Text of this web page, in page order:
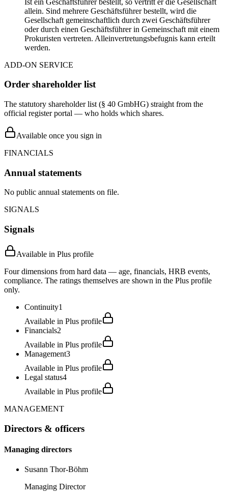
allein. Sind mehrere Geschäftsführer bestellt, wird die
Gesellschaft gemeinschaftlich durch zwei Geschäftsführer
oder durch einen Geschäftsführer in Gemeinschaft mit einem
Prokuristen vertreten. Alleinvertretungsbefugnis kann erteilt
werden.
ADD-ON SERVICE
Order shareholder list
The statutory shareholder list (§ 40 GmbHG) straight from the
official register portal — who holds which shares.
Available once you sign in
FINANCIALS
Annual statements
No public annual statements on file.
SIGNALS
Signals
Available in Plus profile
Four dimensions from hard data — age, financials, HRB events,
compliance. The ratings themselves are shown in the Plus profile
only.
Continuity1
Available in Plus profile
Financials2
Available in Plus profile
Management3
Available in Plus profile
Legal status4
Available in Plus profile
MANAGEMENT
Directors & officers
Managing directors
Susann Thor-Böhm
Managing Director